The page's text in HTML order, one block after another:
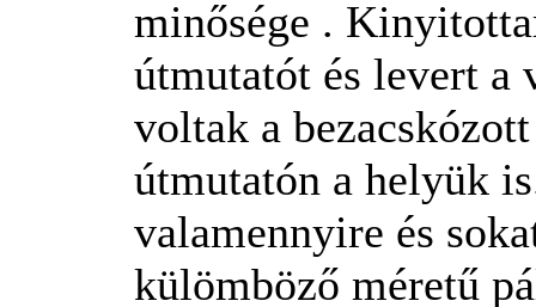
minősége .
útmutatót és levert a
voltak a
útmutatón a helyük
valamennyire és
külömböző méretű